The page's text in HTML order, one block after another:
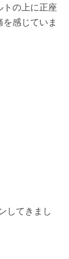
トの上に正座
感じていま
してきまし